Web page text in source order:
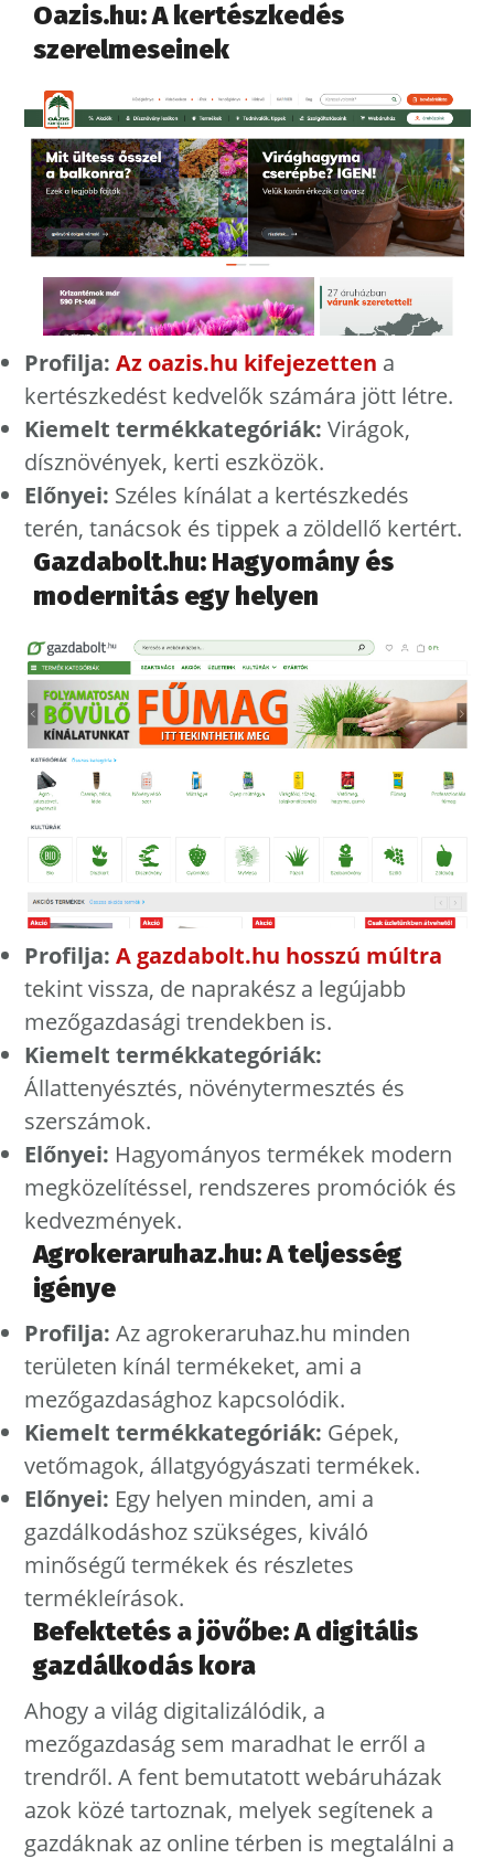
Oazis.hu: A kertészkedés
szerelmeseinek
Profilja: Az oazis.hu kifejezetten a
kertészkedést kedvelők számára jött létre.
Kiemelt termékkategóriák: Virágok,
dísznövények, kerti eszközök.
Előnyei: Széles kínálat a kertészkedés
terén, tanácsok és tippek a zöldellő kertért.
Gazdabolt.hu: Hagyomány és
modernitás egy helyen
Profilja: A gazdabolt.hu hosszú múltra
tekint vissza, de naprakész a legújabb
mezőgazdasági trendekben is.
Kiemelt termékkategóriák:
Állattenyésztés, növénytermesztés és
szerszámok.
Előnyei: Hagyományos termékek modern
megközelítéssel, rendszeres promóciók és
kedvezmények.
Agrokeraruhaz.hu: A teljesség
igénye
Profilja: Az agrokeraruhaz.hu minden
területen kínál termékeket, ami a
mezőgazdasághoz kapcsolódik.
Kiemelt termékkategóriák: Gépek,
vetőmagok, állatgyógyászati termékek.
Előnyei: Egy helyen minden, ami a
gazdálkodáshoz szükséges, kiváló
minőségű termékek és részletes
termékleírások.
Befektetés a jövőbe: A digitális
gazdálkodás kora
Ahogy a világ digitalizálódik, a
mezőgazdaság sem maradhat le erről a
trendről. A fent bemutatott webáruházak
azok közé tartoznak, melyek segítenek a
gazdáknak az online térben is megtalálni a